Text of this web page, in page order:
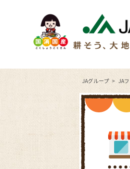
JAグループ JA